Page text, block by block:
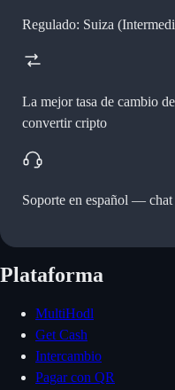
Regulado: Suiza
La mejor tasa de cambio
convertir cripto
Soporte en español —
Plataforma
MultiHodl
Get Cash
Intercambio
Pagar con QR